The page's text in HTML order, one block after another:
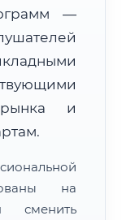
ФИС ФРДО
—
рынка и
на
сменить